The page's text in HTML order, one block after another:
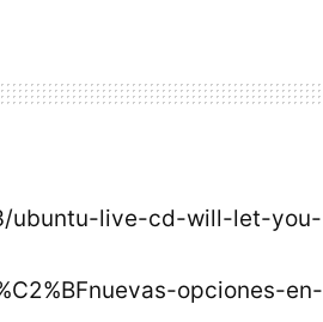
ubuntu-live-cd-will-let-you-
opciones-en-